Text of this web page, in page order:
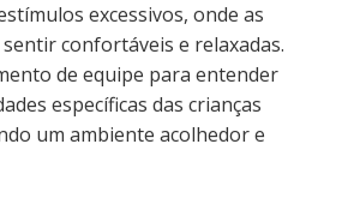
excessivos, onde as
confortáveis e relaxadas.
de equipe para entender
específicas das crianças
um ambiente acolhedor e